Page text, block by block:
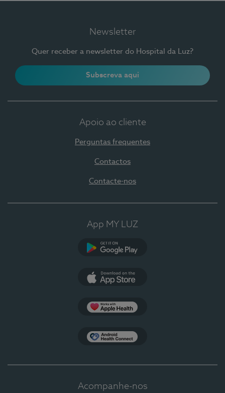
Newsletter
Quer receber a newsletter do Hospital da Luz?
Subscreva aqui
Apoio ao cliente
Perguntas frequentes
Contactos
Contacte-nos
App MY LUZ
Acompanhe-nos